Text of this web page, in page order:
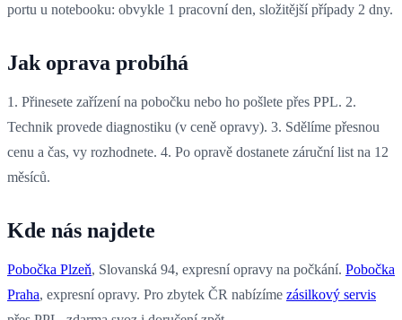
portu u notebooku: obvykle 1 pracovní den, složitější případy 2 dny.
Jak oprava probíhá
1. Přinesete zařízení na pobočku nebo ho pošlete přes PPL. 2.
Technik provede diagnostiku (v ceně opravy). 3. Sdělíme přesnou
cenu a čas, vy rozhodnete. 4. Po opravě dostanete záruční list na 12
měsíců.
Kde nás najdete
Pobočka Plzeň, Slovanská 94, expresní opravy na počkání. Pobočka
Praha, expresní opravy. Pro zbytek ČR nabízíme zásilkový servis